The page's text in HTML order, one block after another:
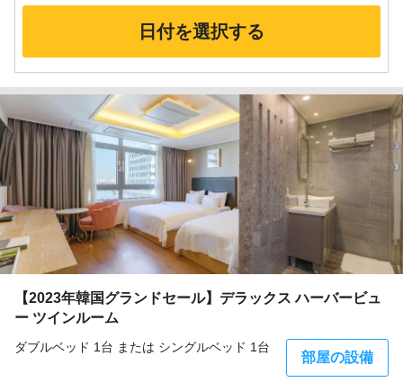
日付を選択する
【2023年韓国グランドセール】デラックス ハーバービュ
ー ツインルーム
ダブルベッド 1台 または シングルベッド 1台
部屋の設備